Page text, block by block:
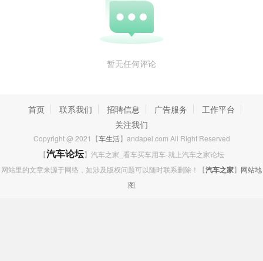
热带丛林坡路陡峭，路况复杂。哈弗大狗有着接近角
200mm
的天生好底子，整车具备超强的通过
暂无任何评论
首页 联系我们 招聘信息 广告服务
工作平台
关注我们
Copyright @ 2021【车生活】andapei.com All Right Reserved
【汽车论坛】汽车之家_看车买车用车-就上汽车之家论坛
网站里的文章来源于网络，如涉及版权问题可以随时联系删除！【汽车之家】 网站地
图